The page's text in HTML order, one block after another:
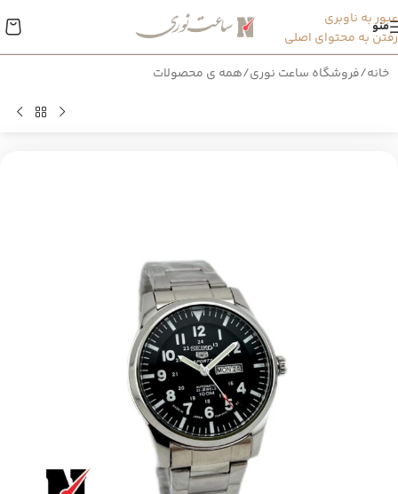
عبور به ناوبری
رفتن به محتوای اصلی
منو
خانه/فروشگاه ساعت نوری/همه ی محصولات